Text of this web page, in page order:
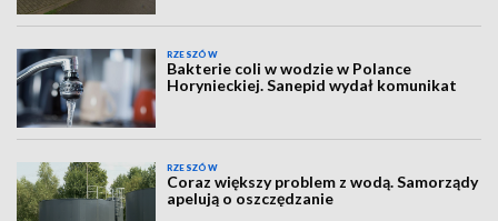
RZESZÓW
Bakterie coli w wodzie w Polance
Horynieckiej. Sanepid wydał komunikat
RZESZÓW
Coraz większy problem z wodą. Samorządy
apelują o oszczędzanie